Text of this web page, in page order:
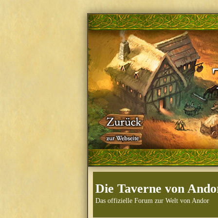
Die Taverne von
Das offizielle Forum zur Welt von Andor